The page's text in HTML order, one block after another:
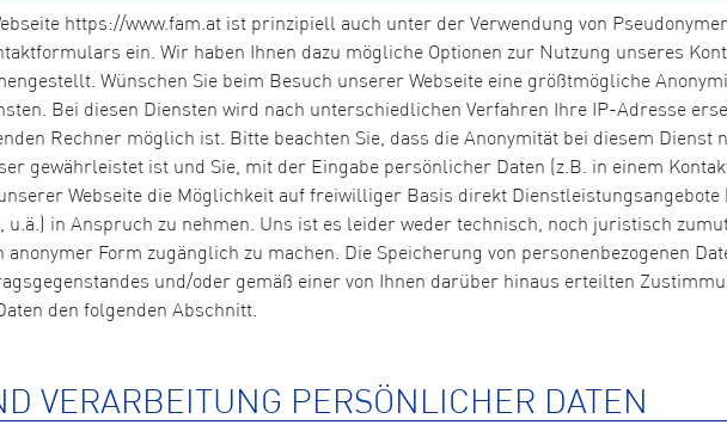
https://www.fam.at ist prinzipiell auch unter der Verwendung von
ein. Wir haben Ihnen dazu mögliche Optionen zur Nutzung unseres
Wünschen Sie beim Besuch unserer Webseite eine größtmögliche
Bei diesen Diensten wird nach unterschiedlichen Verfahren Ihre IP-Adresse
Rechner möglich ist. Bitte beachten Sie, dass die Anonymität bei diesem Dienst
gewährleistet ist und Sie, mit der Eingabe persönlicher Daten (z.B. in einem
Webseite die Möglichkeit auf freiwilliger Basis direkt
in Anspruch zu nehmen. Uns ist es leider weder technisch, noch juristisch
anonymer Form zugänglich zu machen. Die Speicherung von personenbezogenen
und/oder gemäß einer von Ihnen darüber hinaus erteilten
den folgenden Abschnitt.
VERARBEITUNG PERSÖNLICHER DATEN